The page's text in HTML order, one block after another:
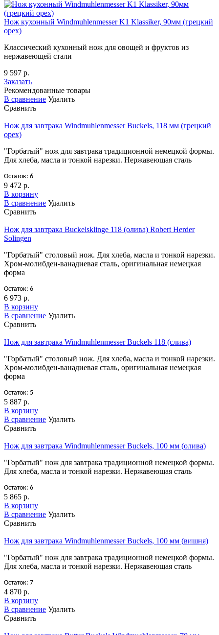
Нож кухонный Windmuhlenmesser K1 Klassiker, 90мм (грецкий
орех)
Классический кухонный нож для овощей и фруктов из
нержавеющей стали
9 597 р.
Заказать
Рекомендованные товары
В сравнение Удалить
Сравнить
Нож для завтрака Windmuhlenmesser Buckels, 118 мм (грецкий
орех)
"Горбатый" нож для завтрака традиционной немецкой формы.
Для хлеба, масла и тонкой нарезки. Нержавеющая сталь
Остаток: 6
9 472 р.
В корзину
В сравнение Удалить
Сравнить
Нож для завтрака Buckelsklinge 118 (олива) Robert Herder
Solingen
"Горбатый" столовый нож. Для хлеба, масла и тонкой нарезки.
Хром-молибден-ванадиевая сталь, оригинальная немецкая
форма
Остаток: 6
6 973 р.
В корзину
В сравнение Удалить
Сравнить
Нож для завтрака Windmuhlenmesser Buckels 118 (слива)
"Горбатый" столовый нож. Для хлеба, масла и тонкой нарезки.
Хром-молибден-ванадиевая сталь, оригинальная немецкая
форма
Остаток: 5
5 887 р.
В корзину
В сравнение Удалить
Сравнить
Нож для завтрака Windmuhlenmesser Buckels, 100 мм (олива)
"Горбатый" нож для завтрака традиционной немецкой формы.
Для хлеба, масла и тонкой нарезки. Нержавеющая сталь
Остаток: 6
5 865 р.
В корзину
В сравнение Удалить
Сравнить
Нож для завтрака Windmuhlenmesser Buckels, 100 мм (вишня)
"Горбатый" нож для завтрака традиционной немецкой формы.
Для хлеба, масла и тонкой нарезки. Нержавеющая сталь
Остаток: 7
4 870 р.
В корзину
В сравнение Удалить
Сравнить